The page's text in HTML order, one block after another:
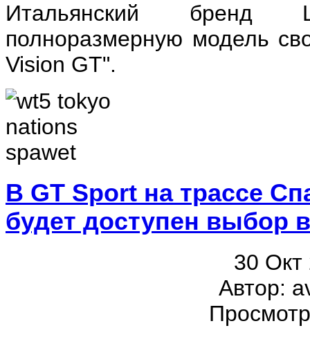
Итальянский бренд
полноразмерную модель
Vision GT".
В GT Sport на трассе
будет доступен выбор
30 Окт
Автор: